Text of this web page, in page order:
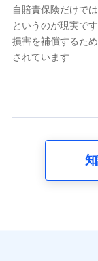
又は株式会社
約状態・ご利
る情報、アプ
購入されたサ
する情報、ア
の内容、保
走行距離な
自賠責保険だけで
というのが現実で
損害を補償するた
されています…